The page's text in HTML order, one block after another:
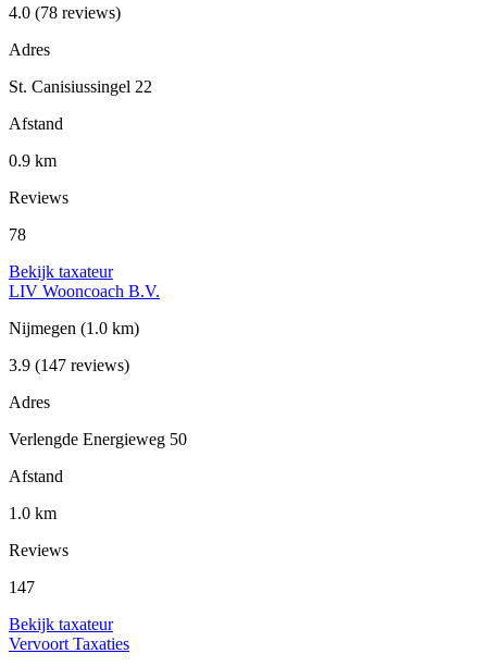
4.0 (78 reviews)
Adres
St. Canisiussingel 22
Afstand
0.9 km
Reviews
78
Bekijk taxateur
LIV Wooncoach B.V.
Nijmegen (1.0 km)
3.9 (147 reviews)
Adres
Verlengde Energieweg 50
Afstand
1.0 km
Reviews
147
Bekijk taxateur
Vervoort Taxaties